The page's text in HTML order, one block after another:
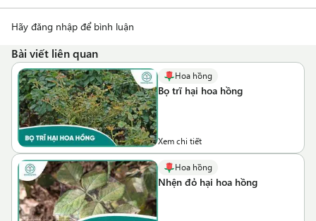
Hãy đăng nhập để bình luận
Bài viết liên quan
Hoa hồng
Bọ trĩ hại hoa hồng
Xem chi tiết
Hoa hồng
Nhện đỏ hại hoa hồng